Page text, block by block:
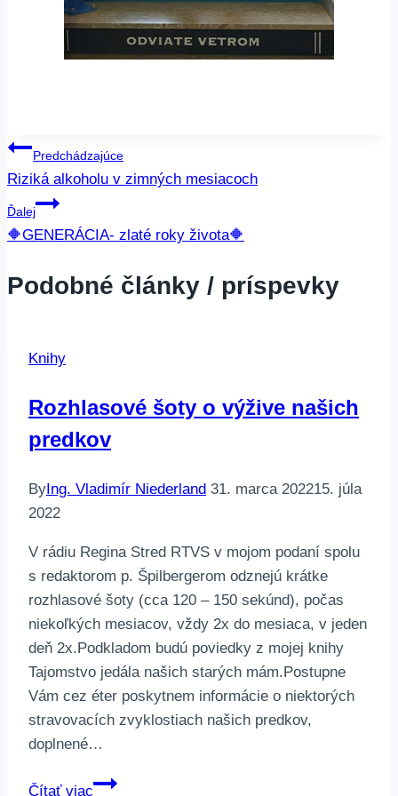
Navigácia
v
článku
Predchádzajúce
Riziká alkoholu v zimných mesiacoch
Ďalej
🔶GENERÁCIA- zlaté roky života🔶
Podobné články / príspevky
Knihy
Rozhlasové šoty o výžive našich
predkov
By Ing. Vladimír Niederland 31. marca 202215. júla
2022
V rádiu Regina Stred RTVS v mojom podaní spolu
s redaktorom p. Špilbergerom odznejú krátke
rozhlasové šoty (cca 120 – 150 sekúnd), počas
niekoľkých mesiacov, vždy 2x do mesiaca, v jeden
deň 2x.Podkladom budú poviedky z mojej knihy
Tajomstvo jedála našich starých mám.Postupne
Vám cez éter poskytnem informácie o niektorých
stravovacích zvyklostiach našich predkov,
doplnené…
Čítať viac
Rozhlasové